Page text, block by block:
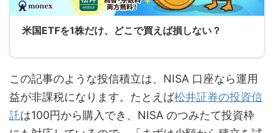
米国ETFを1株だけ、どこで買えば損しない？
この記事のような投信積立は、NISA 口座なら運用
益が非課税になります。たとえば松井証券の投資信
託は100円から購入でき、NISA のつみたて投資枠